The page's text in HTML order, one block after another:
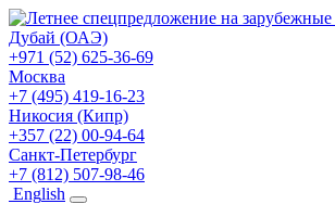
Дубай (ОАЭ)
+971 (52) 625-36-69
Москва
+7 (495) 419-16-23
Никосия (Кипр)
+357 (22) 00-94-64
Санкт-Петербург
+7 (812) 507-98-46
English